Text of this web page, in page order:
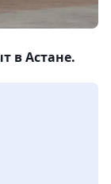
в Астане.